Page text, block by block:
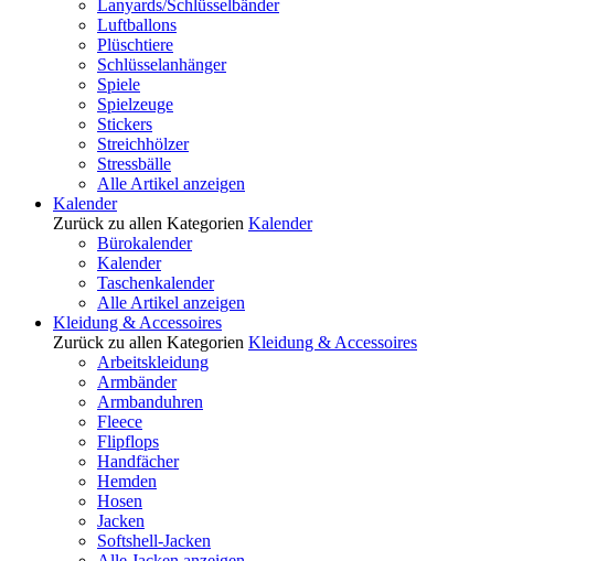
Lanyards/Schlüsselbänder
Luftballons
Plüschtiere
Schlüsselanhänger
Spiele
Spielzeuge
Stickers
Streichhölzer
Stressbälle
Alle Artikel anzeigen
Kalender
Zurück zu allen Kategorien Kalender
Bürokalender
Kalender
Taschenkalender
Alle Artikel anzeigen
Kleidung & Accessoires
Zurück zu allen Kategorien Kleidung & Accessoires
Arbeitskleidung
Armbänder
Armbanduhren
Fleece
Flipflops
Handfächer
Hemden
Hosen
Jacken
Softshell-Jacken